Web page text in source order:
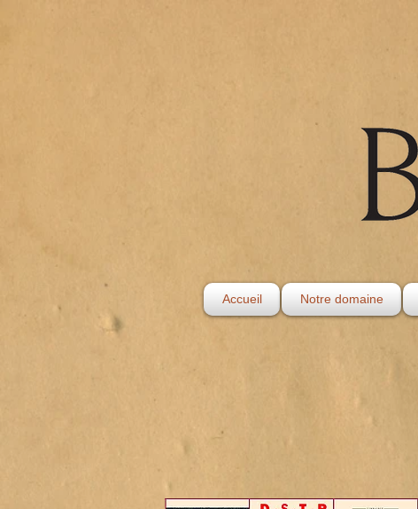
Accueil Notre domaine